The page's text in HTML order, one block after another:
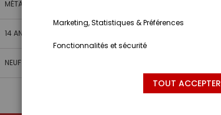
MÉTAL ET PLASTIQUE
14 ANS ET PLUS
NEUF
Marketing, Statistiques & Préférences
Fonctionnalités et sécurité
TOUT ACCEPTER